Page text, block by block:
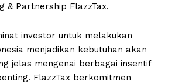
& Partnership FlazzTax.
investor untuk melakukan
menjadikan kebutuhan akan
jelas mengenai berbagai insentif
FlazzTax berkomitmen